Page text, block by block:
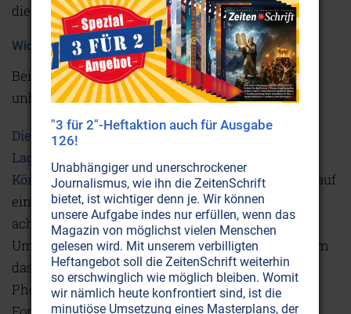
die Vitamin D-Produktion.
Wichtiges Dreiergespann
Bei der Versorgung mit Vitamin D ist folgendes
unbedingt zu beachten:
Die drei wichtigsten Enzyme zur Aktivierung,
Lagerung und zum Transport von Vitamin D im
Körper sind magnesiumabhängig.Daher ist auch auf
eine genügende Versorgung mitMagnesium
achten. Magnesium ist an allen
Umwandlungsschritten beteiligt, die nötig sind, um
das Vitamin D3 aus Lebensmitteln oder der
Photosynthese über die Sonne in seine wirksame
"3 für 2"-Heftaktion auch für Ausgabe
126!
Unabhängiger und unerschrockener
Journalismus, wie ihn die ZeitenSchrift
bietet, ist wichtiger denn je. Wir können
unsere Aufgabe indes nur erfüllen, wenn das
Magazin von möglichst vielen Menschen
gelesen wird. Mit unserem verbilligten
Heftangebot soll die ZeitenSchrift weiterhin
so erschwinglich wie möglich bleiben. Womit
wir nämlich heute konfrontiert sind, ist die
minutiöse Umsetzung eines Masterplans, der